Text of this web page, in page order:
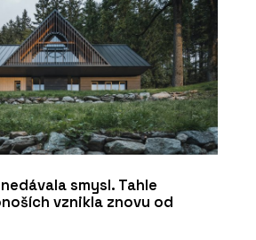
smysl. Tahle
vznikla znovu od